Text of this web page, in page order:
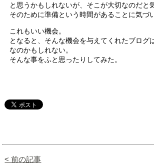
と思うかもしれないが、そこが大切なのだと
そのために準備という時間があることに気づ
これもいい機会。
となると、そんな機会を与えてくれたブログ
なのかもしれない。
そんな事をふと思ったりしてみた。
< 前の記事